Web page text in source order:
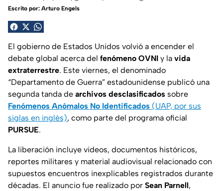
Escrito por: Arturo Engels
El gobierno de Estados Unidos volvió a encender el
debate global acerca del fenómeno OVNI y la vida
extraterrestre. Este viernes, el denominado
“Departamento de Guerra” estadounidense publicó una
segunda tanda de archivos desclasificados sobre
Fenómenos Anómalos No Identificados (UAP, por sus
siglas en inglés), como parte del programa oficial
PURSUE.
La liberación incluye videos, documentos históricos,
reportes militares y material audiovisual relacionado con
supuestos encuentros inexplicables registrados durante
décadas. El anuncio fue realizado por Sean Parnell,